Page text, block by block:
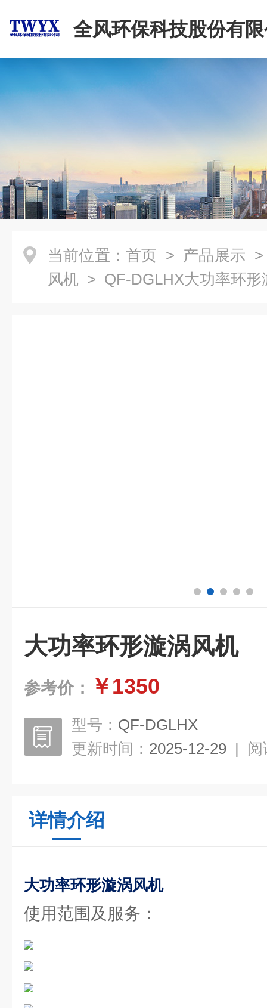
全风环保科技股份有
当前位置： 首页 > 产品展示
风机 > QF-DGLHX大功率环形
大功率环形漩涡风机
参考价： ￥1350
型号： QF-DGLHX
更新时间： 2025-12-29 | 阅
详情介绍
大功率环形漩涡风机
使用范围及服务：